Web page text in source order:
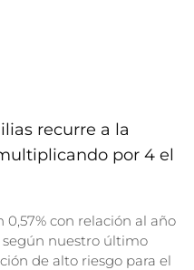
recurre a la
por 4 el
con relación al año
según nuestro último
de alto riesgo para el